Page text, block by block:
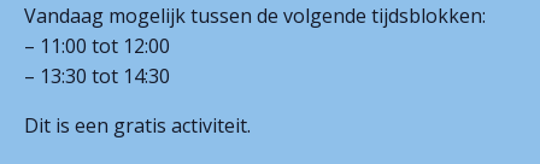
Stichting
Contact
Vandaag mogelijk tussen de volgende tijdsblokken:
– 11:00 tot 12:00
– 13:30 tot 14:30
Dit is een gratis activiteit.